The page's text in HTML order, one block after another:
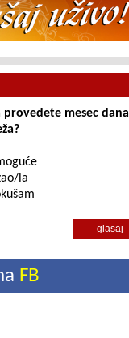
provedete mesec dana
la
FB